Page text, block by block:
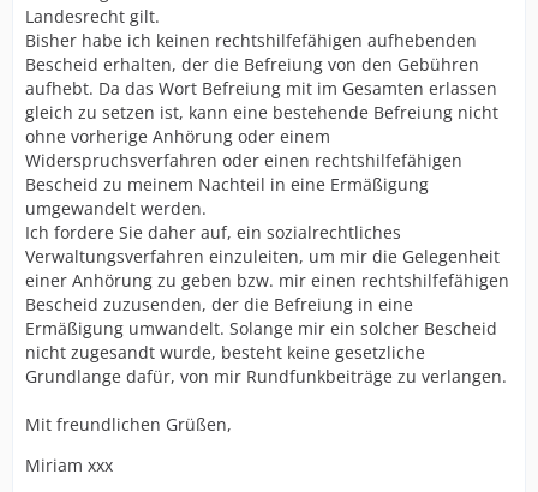
Landesrecht gilt.
Bisher habe ich keinen rechtshilfefähigen aufhebenden
Bescheid erhalten, der die Befreiung von den Gebühren
aufhebt. Da das Wort Befreiung mit im Gesamten erlassen
gleich zu setzen ist, kann eine bestehende Befreiung nicht
ohne vorherige Anhörung oder einem
Widerspruchsverfahren oder einen rechtshilfefähigen
Bescheid zu meinem Nachteil in eine Ermäßigung
umgewandelt werden.
Ich fordere Sie daher auf, ein sozialrechtliches
Verwaltungsverfahren einzuleiten, um mir die Gelegenheit
einer Anhörung zu geben bzw. mir einen rechtshilfefähigen
Bescheid zuzusenden, der die Befreiung in eine
Ermäßigung umwandelt. Solange mir ein solcher Bescheid
nicht zugesandt wurde, besteht keine gesetzliche
Grundlange dafür, von mir Rundfunkbeiträge zu verlangen.
Mit freundlichen Grüßen,
Miriam xxx